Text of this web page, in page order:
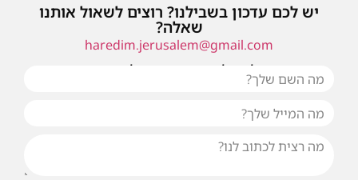
יש לכם עדכון בשבילנו? רוצים לשאול אותנו
שאלה?
haredim.jerusalem@gmail.com
או שילחו אלינו פנייה ונחזור אליכם בהקדם